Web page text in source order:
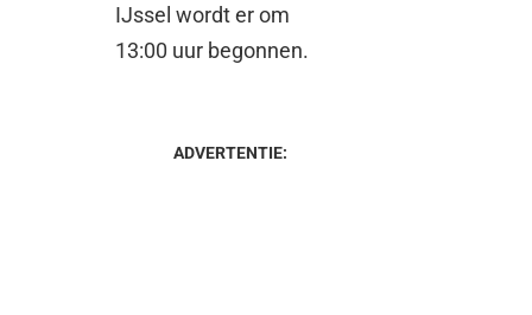
IJssel wordt er om
13:00 uur begonnen.
ADVERTENTIE: